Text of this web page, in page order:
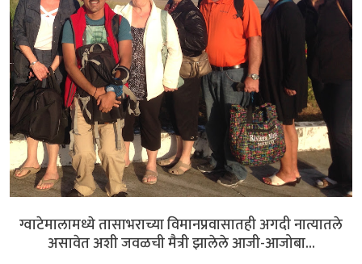
ग्वाटेमालामध्ये तासाभराच्या विमानप्रवासातही अगदी नात्यातले
असावेत अशी जवळची मैत्री झालेले आजी-आजोबा...